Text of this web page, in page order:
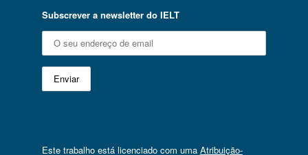
Subscrever a newsletter do IELT
Este trabalho está licenciado com uma Atribuição-